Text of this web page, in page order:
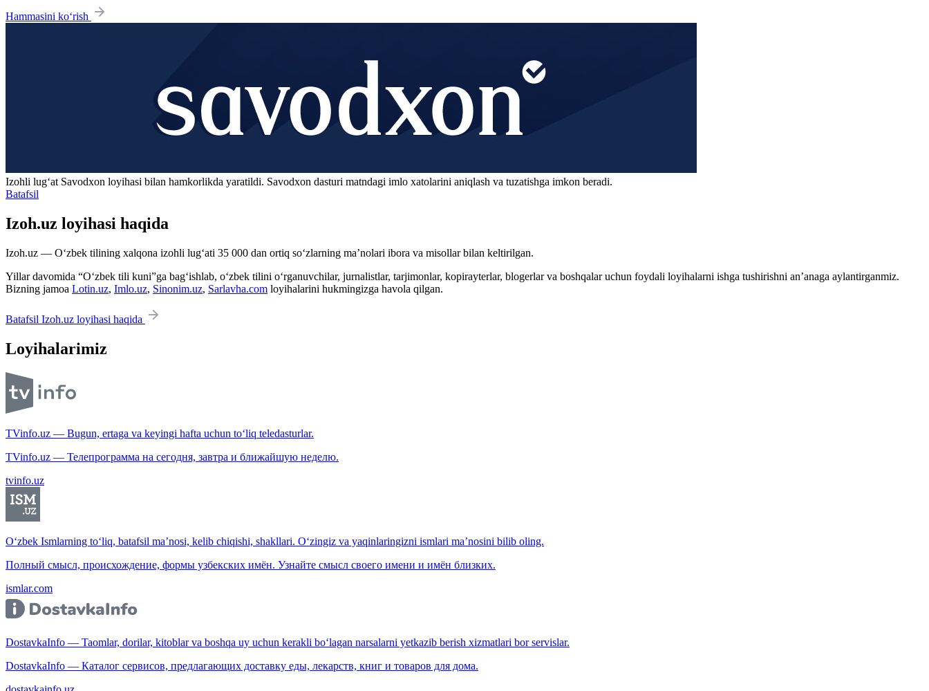
Hammasini ko‘rish
Izohli lugʻat Savodxon loyihasi bilan hamkorlikda yaratildi. Savodxon dasturi matndagi imlo xatolarini aniqlash va tuzatishga imkon beradi.
Batafsil
Izoh.uz loyihasi haqida
Izoh.uz — O‘zbek tilining xalqona izohli lug‘ati 35 000 dan ortiq so‘zlarning ma’nolari ibora va misollar bilan keltirilgan.
Yillar davomida “O‘zbek tili kuni”ga bag‘ishlab, o‘zbek tilini o‘rganuvchilar, jurnalistlar, tarjimonlar, kopirayterlar, blogerlar va boshqalar uchun foydali loyihalarni ishga tushirishni an’anaga aylantirganmiz.
Bizning jamoa Lotin.uz, Imlo.uz, Sinonim.uz, Sarlavha.com loyihalarini hukmingizga havola qilgan.
Batafsil Izoh.uz loyihasi haqida
Loyihalarimiz
TVinfo.uz — Bugun, ertaga va keyingi hafta uchun to‘liq teledasturlar.
TVinfo.uz — Телепрограмма на сегодня, завтра и ближайшую неделю.
tvinfo.uz
O‘zbek Ismlarning to‘liq, batafsil ma’nosi, kelib chiqishi, shakllari. O‘zingiz va yaqinlaringizni ismlari ma’nosini bilib oling.
Полный смысл, происхождение, формы узбекских имён. Узнайте смысл своего имени и имён близких.
ismlar.com
DostavkaInfo — Taomlar, dorilar, kitoblar va boshqa uy uchun kerakli bo‘lagan narsalarni yetkazib berish xizmatlari bor servislar.
DostavkaInfo — Каталог сервисов, предлагающих доставку еды, лекарств, книг и товаров для дома.